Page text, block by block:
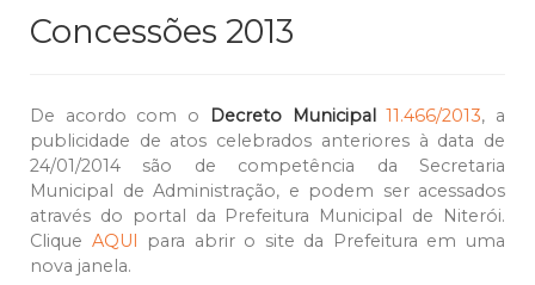
Concessões 2013
De acordo com o Decreto Municipal 11.466/2013, a
publicidade de atos celebrados anteriores à data de
24/01/2014 são de competência da Secretaria
Municipal de Administração, e podem ser acessados
através do portal da Prefeitura Municipal de Niterói.
Clique AQUI
para abrir o site da Prefeitura em uma
nova janela.